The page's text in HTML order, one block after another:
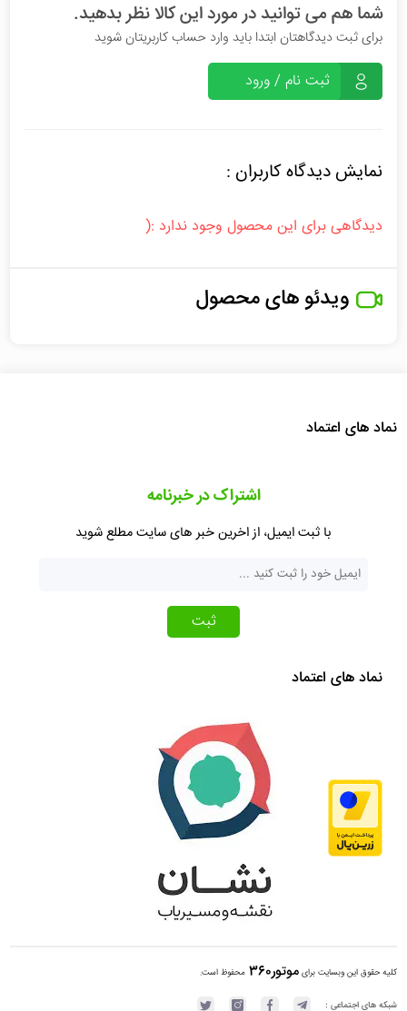
شما هم می توانید در مورد این کالا نظر بدهید.
برای ثبت دیدگاهتان ابتدا باید وارد حساب کاربریتان شوید
ثبت نام / ورود
نمایش دیدگاه کاربران :
دیدگاهی برای این محصول وجود ندارد :(
ویدئو های محصول
نماد های اعتماد
اشتراک در خبرنامه
با ثبت ایمیل، از اخرین خبر های سایت مطلع شوید
ثبت
نماد های اعتماد
کلیه حقوق این وبسایت برای موتور360 محفوظ است.
شبکه های اجتماعی :